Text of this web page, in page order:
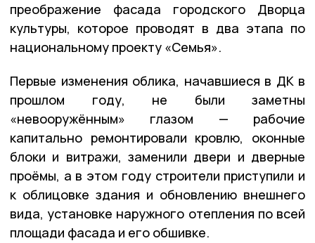
преображение фасада городского Дворца
культуры, которое проводят в два этапа по
национальному проекту «Семья».
Первые изменения облика, начавшиеся в ДК в
прошлом году, не были заметны
«невооружённым» глазом — рабочие
капитально ремонтировали кровлю, оконные
блоки и витражи, заменили двери и дверные
проёмы, а в этом году строители приступили и
к облицовке здания и обновлению внешнего
вида, установке наружного отепления по всей
площади фасада и его обшивке.